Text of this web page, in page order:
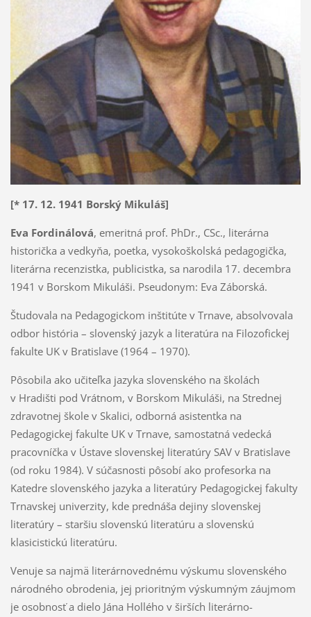
[* 17. 12. 1941 Borský Mikuláš]
Eva Fordinálová, emeritná prof. PhDr., CSc., literárna
historička a vedkyňa, poetka, vysokoškolská pedagogička,
literárna recenzistka, publicistka, sa narodila 17. decembra
1941 v Borskom Mikuláši. Pseudonym: Eva Záborská.
Študovala na Pedagogickom inštitúte v Trnave, absolvovala
odbor história – slovenský jazyk a literatúra na Filozofickej
fakulte UK v Bratislave (1964 – 1970).
Pôsobila ako učiteľka jazyka slovenského na školách
v Hradišti pod Vrátnom, v Borskom Mikuláši, na Strednej
zdravotnej škole v Skalici, odborná asistentka na
Pedagogickej fakulte UK v Trnave, samostatná vedecká
pracovníčka v Ústave slovenskej literatúry SAV v Bratislave
(od roku 1984). V súčasnosti pôsobí ako profesorka na
Katedre slovenského jazyka a literatúry Pedagogickej fakulty
Trnavskej univerzity, kde prednáša dejiny slovenskej
literatúry – staršiu slovenskú literatúru a slovenskú
klasicistickú literatúru.
Venuje sa najmä literárnovednému výskumu slovenského
národného obrodenia, jej prioritným výskumným záujmom
je osobnosť a dielo Jána Hollého v širších literárno-